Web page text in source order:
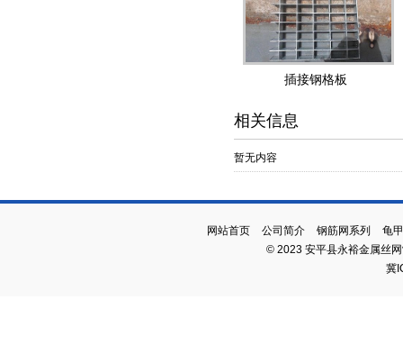
插接钢格板
相关信息
暂无内容
网站首页 公司简介 钢筋网系列
龟
© 2023 安平县永裕金属丝
冀